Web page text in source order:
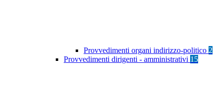
Provvedimenti organi indirizzo-politico 2
Provvedimenti dirigenti - amministrativi 15